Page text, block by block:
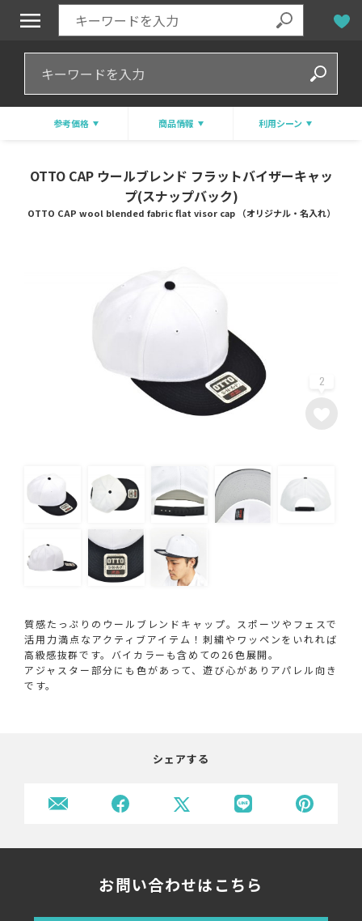
参考価格 商品情報 利用シーン
OTTO CAP ウールブレンド フラットバイザーキャッ
プ(スナップバック)
OTTO CAP wool blended fabric flat visor cap （オリジナル・名入れ）
2
質感たっぷりのウールブレンドキャップ。スポーツやフェスで
活用力満点なアクティブアイテム！刺繍やワッペンをいれれば
高級感抜群です。バイカラーも含めての26色展開。
アジャスター部分にも色があって、遊び心がありアパレル向き
です。
シェアする
お問い合わせはこちら